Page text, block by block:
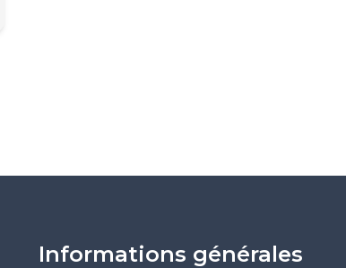
Informations générales